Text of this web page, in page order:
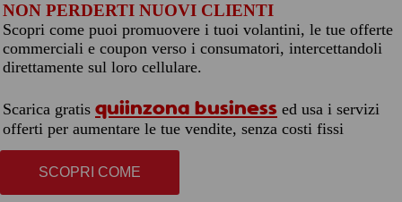
NON PERDERTI NUOVI CLIENTI
Scopri come puoi promuovere i tuoi volantini, le tue offerte
commerciali e coupon verso i consumatori, intercettandoli
direttamente sul loro cellulare.
Scarica gratis quiinzona business ed usa i servizi
offerti per aumentare le tue vendite, senza costi fissi
SCOPRI COME